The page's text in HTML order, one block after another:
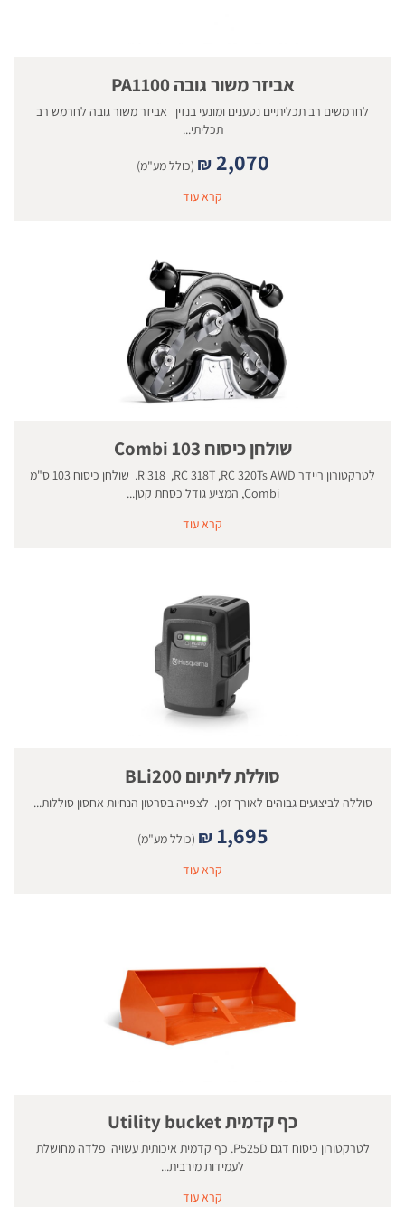
אביזר משור גובה PA1100
לחרמשים רב תכליתיים נטענים ומונעי בנזין אביזר משור גובה לחרמש רב
תכליתי...
₪ 2,070
(כולל מע"מ)
קרא עוד
שולחן כיסוח 103 Combi
לטרקטורון ריידר R 318 ,RC 318T ,RC 320Ts AWD. שולחן כיסוח 103 ס"מ
Combi, המציע גודל כסחת קטן...
קרא עוד
סוללת ליתיום BLi200
סוללה לביצועים גבוהים לאורך זמן. לצפייה בסרטון הנחיות אחסון סוללות...
₪ 1,695
(כולל מע"מ)
קרא עוד
כף קדמית Utility bucket
לטרקטורון כיסוח דגם P525D. כף קדמית איכותית עשויה פלדה מחושלת
לעמידות מירבית...
קרא עוד